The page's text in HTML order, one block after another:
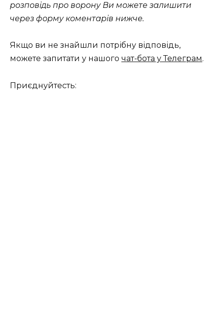
розповідь про ворону Ви можете залишити
через форму коментарів нижче.
Якщо ви не знайшли потрібну відповідь,
можете запитати у нашого чат-бота у Телеграм.
Приєднуйтесть: